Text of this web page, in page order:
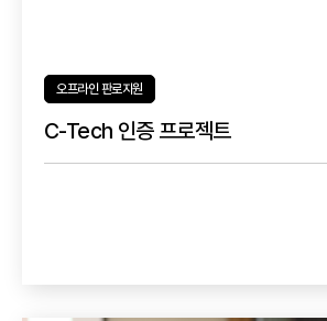
오프라인 판로지원
C-Tech 인증 프로젝트